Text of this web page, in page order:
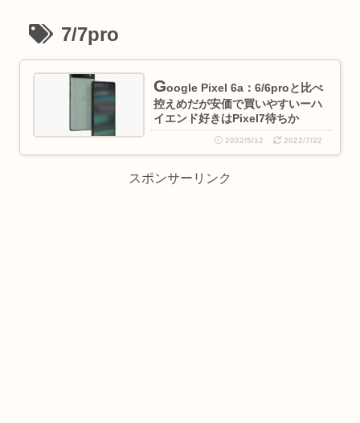
7/7pro
Google Pixel 6a：6/6proと比べ
控えめだが安価で買いやすいーハ
イエンド好きはPixel7待ちか
2022/5/12 2022/7/22
スポンサーリンク